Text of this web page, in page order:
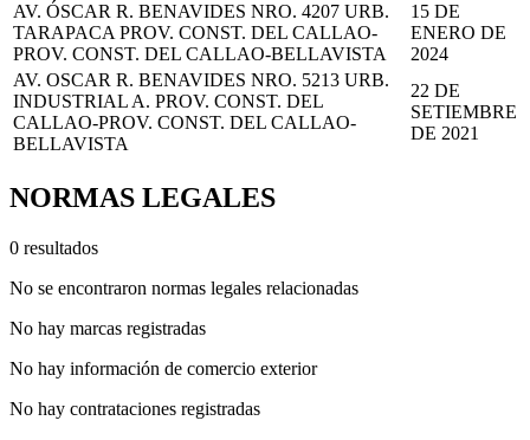
AV. ÓSCAR R. BENAVIDES NRO. 4207 URB.
TARAPACA PROV. CONST. DEL CALLAO-
PROV. CONST. DEL CALLAO-BELLAVISTA
15 DE
ENERO DE
2024
AV. OSCAR R. BENAVIDES NRO. 5213 URB.
INDUSTRIAL A. PROV. CONST. DEL
CALLAO-PROV. CONST. DEL CALLAO-
BELLAVISTA
22 DE
SETIEMBRE
DE 2021
NORMAS LEGALES
0 resultados
No se encontraron normas legales relacionadas
No hay marcas registradas
No hay información de comercio exterior
No hay contrataciones registradas